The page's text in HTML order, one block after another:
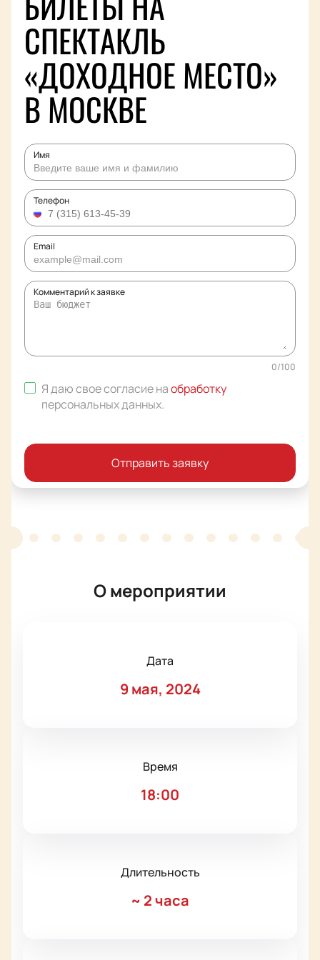
СПЕКТАКЛЬ
«ДОХОДНОЕ МЕСТО»
В МОСКВЕ
Имя
Телефон
Email
Комментарий к заявке
0/100
Я даю свое согласие наобработку
персональных данных.
Отправить заявку
О мероприятии
Дата
9 мая, 2024
Время
18:00
Длительность
~ 2 часа